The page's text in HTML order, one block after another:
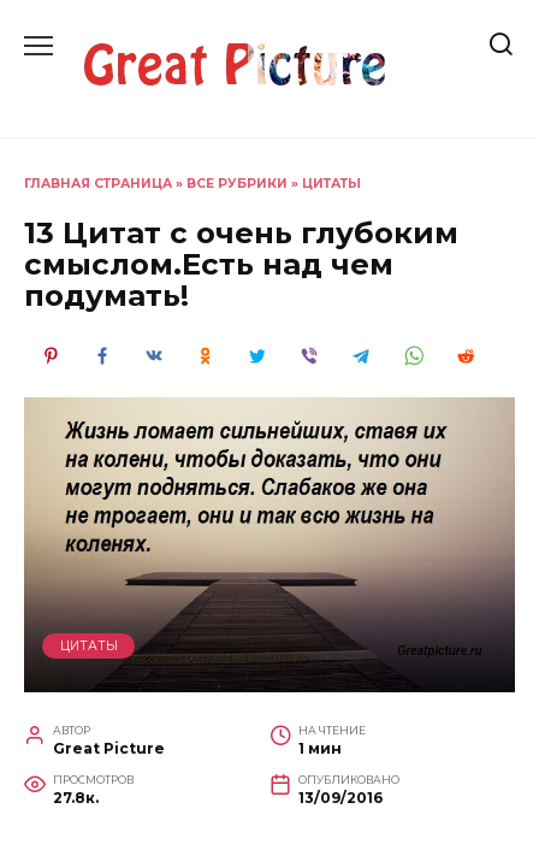
содержанию
ГЛАВНАЯ СТРАНИЦА » ВСЕ РУБРИКИ » ЦИТАТЫ
13 Цитат с очень глубоким
смыслом.Есть над чем
подумать!
ЦИТАТЫ
АВТОР
Great Picture
НА ЧТЕНИЕ
1 мин
ПРОСМОТРОВ
27.8к.
ОПУБЛИКОВАНО
13/09/2016